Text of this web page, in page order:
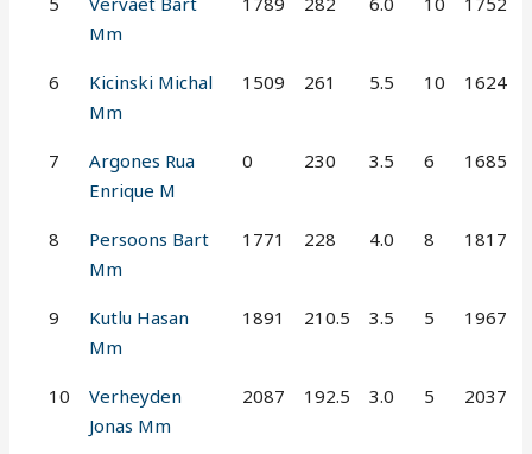
Mm
6
Kicinski Michal
Mm
1509 261 5.5 10 1624
7
Argones Rua
Enrique M
0 230 3.5 6 1685
8
Persoons Bart
Mm
1771 228 4.0 8 1817
9
Kutlu Hasan
Mm
1891 210.5 3.5 5 1967
10
Verheyden
Jonas Mm
2087 192.5 3.0 5 2037